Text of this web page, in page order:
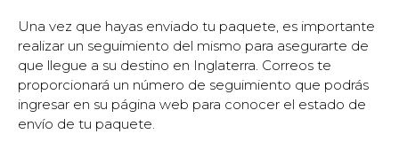
Una vez que hayas enviado tu paquete, es importante
realizar un seguimiento del mismo para asegurarte de
que llegue a su destino en Inglaterra. Correos te
proporcionará un número de seguimiento que podrás
ingresar en su página web para conocer el estado de
envío de tu paquete.